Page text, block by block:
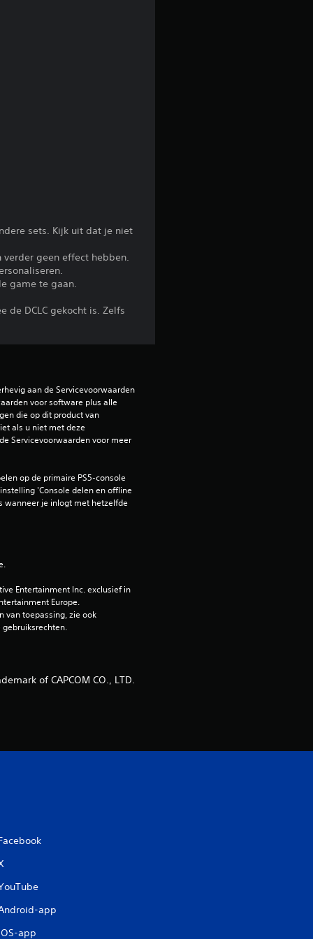
sets. Kijk uit dat je niet
geen effect hebben.
game te gaan.
de DCLC gekocht is. Zelfs
aan de Servicevoorwaarden
voor software plus alle
die op dit product van
als u niet met deze
Servicevoorwaarden voor meer
op de primaire PS5-console
'Console delen en offline
wanneer je inlogt met hetzelfde
Entertainment Inc. exclusief in
Europe.
van toepassing, zie ook
of CAPCOM CO., LTD.
app
app